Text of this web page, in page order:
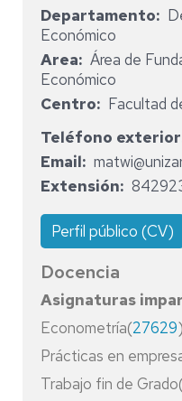
Departamento
Económico
Area
Área de
Económico
Centro
Facultad
Teléfono exterior
Email
Extensión
Perfil público (CV)
Docencia
Asignaturas
Econometría(27629)
Prácticas en
Trabajo fin de Grado(